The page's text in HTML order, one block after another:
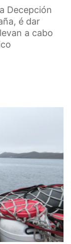
Decepción
é dar
a cabo